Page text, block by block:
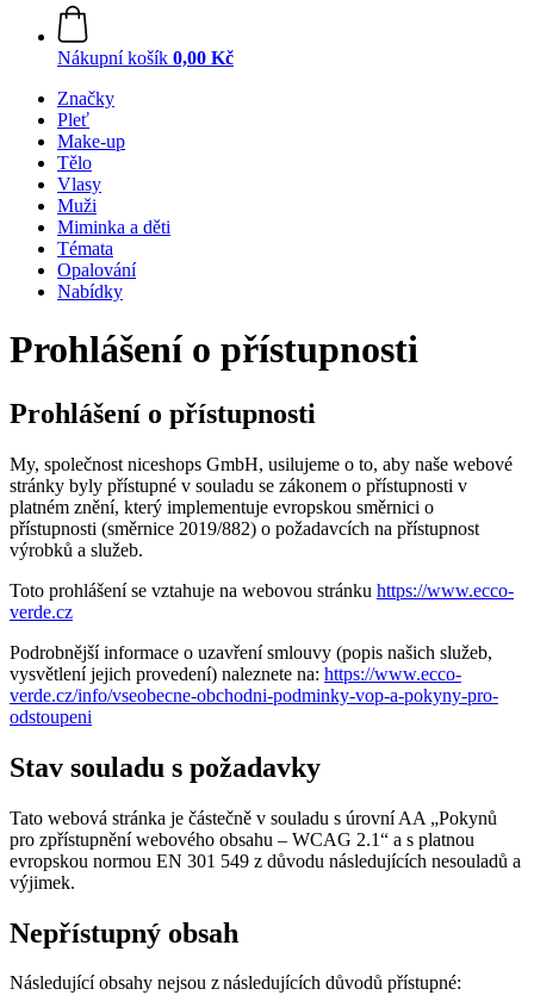
Nákupní košík 0,00 Kč
Značky
Pleť
Make-up
Tělo
Vlasy
Muži
Miminka a děti
Témata
Opalování
Nabídky
Prohlášení o přístupnosti
Prohlášení o přístupnosti
My, společnost niceshops GmbH, usilujeme o to, aby naše webové
stránky byly přístupné v souladu se zákonem o přístupnosti v
platném znění, který implementuje evropskou směrnici o
přístupnosti (směrnice 2019/882) o požadavcích na přístupnost
výrobků a služeb.
Toto prohlášení se vztahuje na webovou stránku https://www.ecco-
verde.cz
Podrobnější informace o uzavření smlouvy (popis našich služeb,
vysvětlení jejich provedení) naleznete na: https://www.ecco-
verde.cz/info/vseobecne-obchodni-podminky-vop-a-pokyny-pro-
odstoupeni
Stav souladu s požadavky
Tato webová stránka je částečně v souladu s úrovní AA „Pokynů
pro zpřístupnění webového obsahu – WCAG 2.1“ a s platnou
evropskou normou EN 301 549 z důvodu následujících nesouladů a
výjimek.
Nepřístupný obsah
Následující obsahy nejsou z následujících důvodů přístupné: